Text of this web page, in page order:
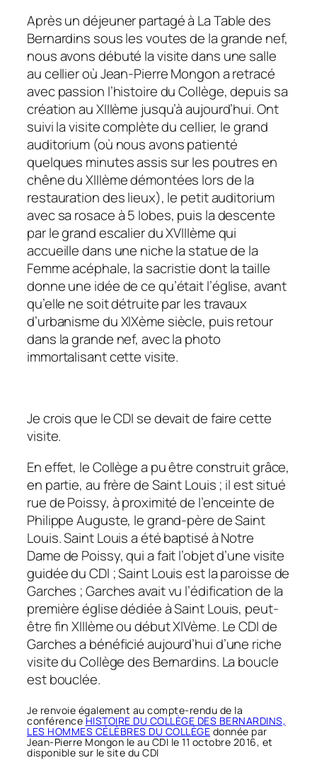
Après un déjeuner partagé à La Table des
Bernardins sous les voutes de la grande nef,
nous avons débuté la visite dans une salle
au cellier où Jean-Pierre Mongon a retracé
avec passion l’histoire du Collège, depuis sa
création au XIIIème jusqu’à aujourd’hui. Ont
suivi la visite complète du cellier, le grand
auditorium (où nous avons patienté
quelques minutes assis sur les poutres en
chêne du XIIIème démontées lors de la
restauration des lieux), le petit auditorium
avec sa rosace à 5 lobes, puis la descente
par le grand escalier du XVIIIème qui
accueille dans une niche la statue de la
Femme acéphale, la sacristie dont la taille
donne une idée de ce qu’était l’église, avant
qu’elle ne soit détruite par les travaux
d’urbanisme du XIXème siècle, puis retour
dans la grande nef, avec la photo
immortalisant cette visite.
Je crois que le CDI se devait de faire cette
visite.
En effet, le Collège a pu être construit grâce,
en partie, au frère de Saint Louis ; il est situé
rue de Poissy, à proximité de l’enceinte de
Philippe Auguste, le grand-père de Saint
Louis. Saint Louis a été baptisé à Notre
Dame de Poissy, qui a fait l’objet d’une visite
guidée du CDI ; Saint Louis est la paroisse de
Garches ; Garches avait vu l’édification de la
première église dédiée à Saint Louis, peut-
être fin XIIIème ou début XIVème. Le CDI de
Garches a bénéficié aujourd’hui d’une riche
visite du Collège des Bernardins. La boucle
est bouclée.
Je renvoie également au compte-rendu de la
conférenceHISTOIRE DU COLLÈGE DES BERNARDINS,
LES HOMMES CÉLÈBRES DU COLLÈGE donnée par
Jean-Pierre Mongon le au CDI le 11 octobre 2016, et
disponible sur le site du CDI